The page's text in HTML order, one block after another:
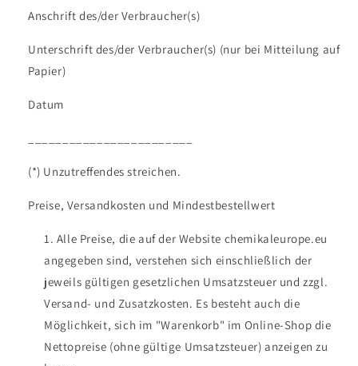
Anschrift des/der Verbraucher(s)
Unterschrift des/der Verbraucher(s) (nur bei Mitteilung auf
Papier)
Datum
(*) Unzutreffendes streichen.
Preise, Versandkosten und Mindestbestellwert
Alle Preise, die auf der Website chemikaleurope.eu
angegeben sind, verstehen sich einschließlich der
jeweils gültigen gesetzlichen Umsatzsteuer und zzgl.
Versand- und Zusatzkosten. Es besteht auch die
Möglichkeit, sich im "Warenkorb" im Online-Shop die
Nettopreise (ohne gültige Umsatzsteuer) anzeigen zu